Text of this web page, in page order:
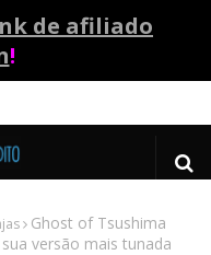
de afiliado
!
Ghost of Tsushima
versão mais tunada